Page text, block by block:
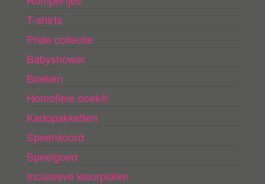
T-shirts
Pride collectie
Babyshower
Boeken
Homofiele doek®
Kadopakketten
Speenkoord
Speelgoed
Inclusieve kleurplaten